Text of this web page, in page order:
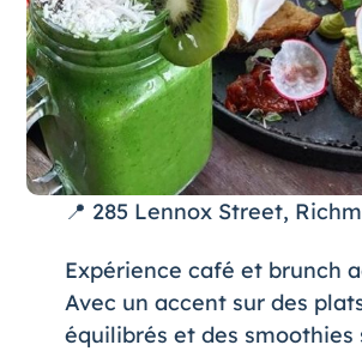
📍 285 Lennox Street,
Expérience café et brunch
Avec un accent sur des
équilibrés et des smoothies